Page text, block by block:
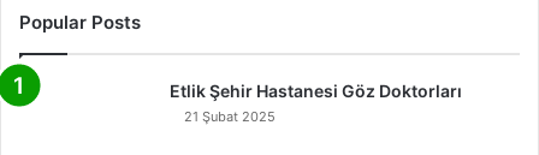
Popular Posts
Etlik Şehir Hastanesi Göz Doktorları
21 Şubat 2025